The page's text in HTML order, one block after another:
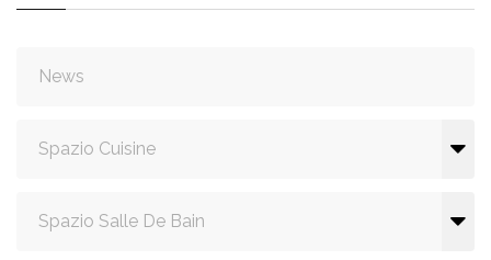
News
Spazio Cuisine
Spazio Salle De Bain